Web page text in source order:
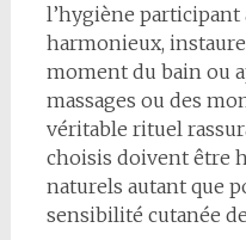
l’hygiène participant
harmonieux,
moment du bain ou
massages ou des
véritable rituel
choisis doivent être
naturels autant que
sensibilité cutanée